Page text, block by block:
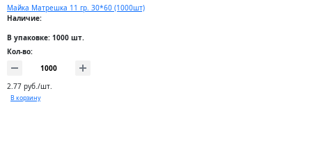
Майка Матрешка 11 гр. 30*60 (1000шт)
Наличие:
В упаковке: 1000 шт.
Кол-во:
2.77 руб./шт.
В корзину